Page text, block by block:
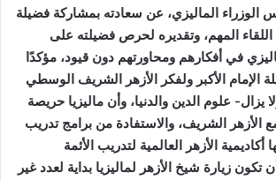
الوزراء الماليزي، عن سعادته بمشاركة فضيلة
اللقاء المهم، وتقديره لحرص فضيلته على
في أفكارهم ومحاورتهم دون قيود، مؤكدًا
الإمام الأكبر ولفكر الأزهر الشريف الوسطي
يزال- علوم الدين والدنيا، وأن ماليزيا حريصة
الأزهر الشريف، والاستفادة من برامج تدريب
أكاديمية الأزهر العالمية لتدريب الأئمة
تكون زيارة شيخ الأزهر لماليزيا بداية لعدد غير